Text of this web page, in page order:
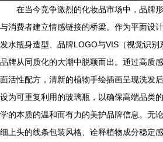
在当今竞争激烈的化妆品市场中，品牌
与消费者建立情感链接的桥梁。作为平面设
发水瓶身造型、品牌LOGO与VIS（视觉识
品牌从同质化的大潮中脱颖而出。通过高质
面活性配方，清新的植物手绘插画呈现洗发
设为可重复利用的玻璃瓶，以确保高端品类
学的本质的温和而有力的美护品牌信息。无
细上头的线条包装风格、诠释植物成分稳定